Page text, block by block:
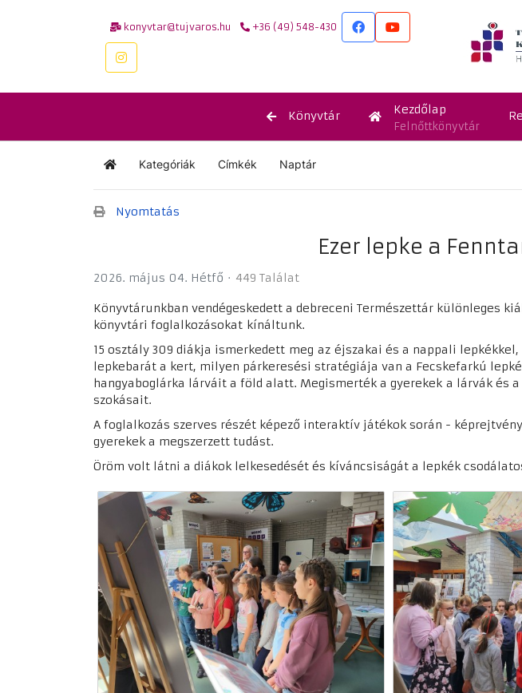
konyvtar@tujvaros.hu +36 (49) 548-430
Könyvtár Kezdőlap
Felnőttkönyvtár
KezdőlapKategóriák Címkék Naptár
Nyomtatás
Ezer lepke a
2026. május 04. Hétfő 449 Találat
Könyvtárunkban vendégeskedett a debreceni Természettár különleges
könyvtári foglalkozásokat kínáltunk.
15 osztály 309 diákja ismerkedett meg az éjszakai és a nappali
lepkebarát a kert, milyen párkeresési stratégiája van a Fecskefarkú
hangyaboglárka lárváit a föld alatt. Megismerték a gyerekek a lárvák és
szokásait.
A foglalkozás szerves részét képező interaktív játékok során -
gyerekek a megszerzett tudást.
Öröm volt látni a diákok lelkesedését és kíváncsiságát a lepkék